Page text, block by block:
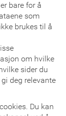
bare for å
som
brukes til å
om hvilke
sider du
deg relevante
Du kan